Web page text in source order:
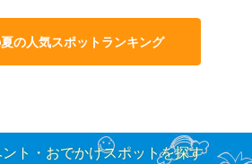
の人気スポットランキング
ト・おでかけスポットを探す